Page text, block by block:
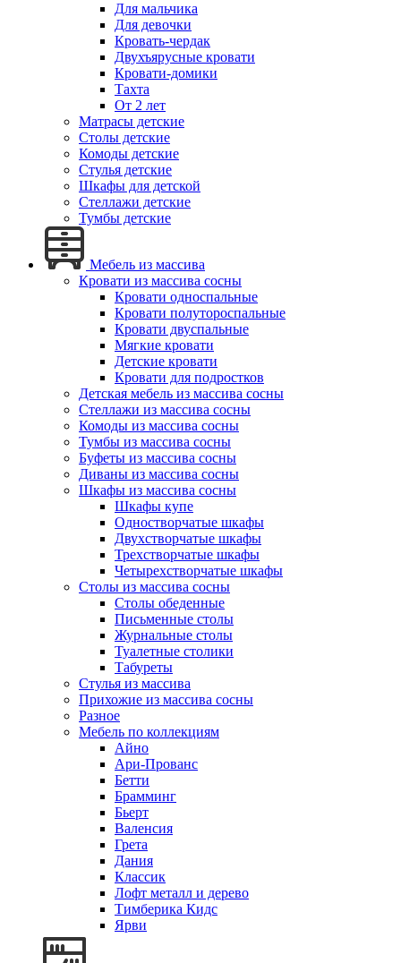
Для мальчика
Для девочки
Кровать-чердак
Двухъярусные кровати
Кровати-домики
Тахта
От 2 лет
Матрасы детские
Столы детские
Комоды детские
Стулья детские
Шкафы для детской
Стеллажи детские
Тумбы детские
Мебель из массива
Кровати из массива сосны
Кровати односпальные
Кровати полутороспальные
Кровати двуспальные
Мягкие кровати
Детские кровати
Кровати для подростков
Детская мебель из массива сосны
Стеллажи из массива сосны
Комоды из массива сосны
Тумбы из массива сосны
Буфеты из массива сосны
Диваны из массива сосны
Шкафы из массива сосны
Шкафы купе
Одностворчатые шкафы
Двухстворчатые шкафы
Трехстворчатые шкафы
Четырехстворчатые шкафы
Столы из массива сосны
Столы обеденные
Письменные столы
Журнальные столы
Туалетные столики
Табуреты
Стулья из массива
Прихожие из массива сосны
Разное
Мебель по коллекциям
Айно
Ари-Прованс
Бетти
Брамминг
Бьерт
Валенсия
Грета
Дания
Классик
Лофт металл и дерево
Тимберика Кидс
Ярви